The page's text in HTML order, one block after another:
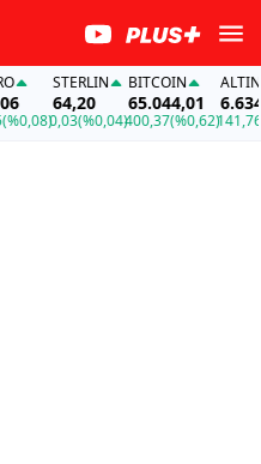
STERLIN
64,20
(%0,04)
BITCOIN
65.044,01
400,37(%0,62)
ALTIN
6.634,34
141,76(%2,18)